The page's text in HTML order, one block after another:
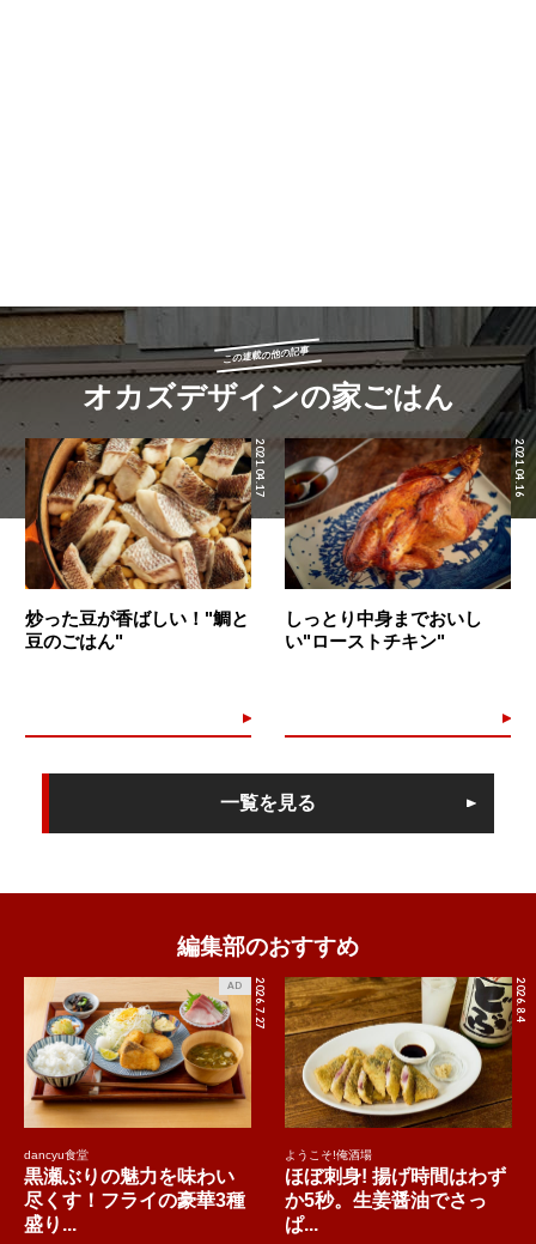
この連載の他の記事
オカズデザインの家ごはん
2021.04.17
炒った豆が香ばしい！"鯛と
豆のごはん"
2021.04.16
しっとり中身までおいし
い"ローストチキン"
一覧を見る
編集部のおすすめ
2026.7.27
AD
dancyu食堂
黒瀬ぶりの魅力を味わい
尽くす！フライの豪華3種
盛り...
2026.8.4
ようこそ!俺酒場
ほぼ刺身! 揚げ時間はわず
か5秒。生姜醤油でさっ
ぱ...